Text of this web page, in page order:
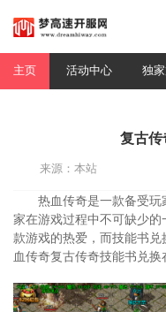
主页 活动中心 独
复古
来源：本站
热血传奇是一款备受
家在游戏过程中不可缺少
款游戏的热爱，而技能书
血传奇复古传奇技能书兑换